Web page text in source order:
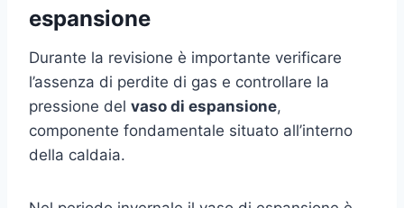
espansione
Durante la revisione è importante verificare
l’assenza di perdite di gas e controllare la
pressione del vaso di espansione,
componente fondamentale situato all’interno
della caldaia.